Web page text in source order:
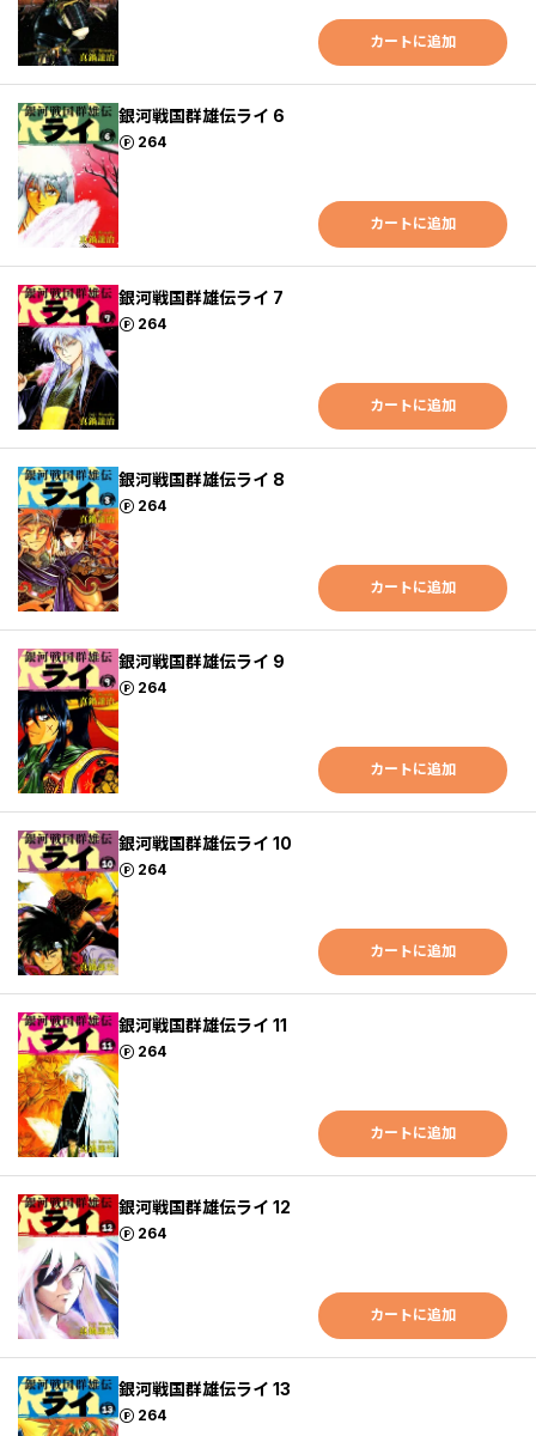
カートに追加
銀河戦国群雄伝ライ 6
264
ポイント
カートに追加
銀河戦国群雄伝ライ 7
264
ポイント
カートに追加
銀河戦国群雄伝ライ 8
264
ポイント
カートに追加
銀河戦国群雄伝ライ 9
264
ポイント
カートに追加
銀河戦国群雄伝ライ 10
264
ポイント
カートに追加
銀河戦国群雄伝ライ 11
264
ポイント
カートに追加
銀河戦国群雄伝ライ 12
264
ポイント
カートに追加
銀河戦国群雄伝ライ 13
264
ポイント